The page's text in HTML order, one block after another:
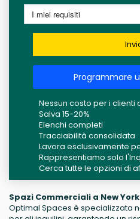
Programmare
Nessun costo per i clienti
Salva 15-20%
Elenchi completi
Tracciabilità consolidata
Lavora esclusivamente
Rappresentiamo solo
Cerca tutte le opzioni di
Spazi Commerciali a New York
Optimal Spaces è specializzata